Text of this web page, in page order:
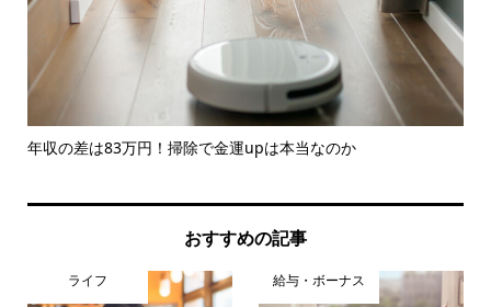
年収の差は83万円！掃除で金運upは本当なのか
おすすめの記事
ライフ 給与・ボーナス